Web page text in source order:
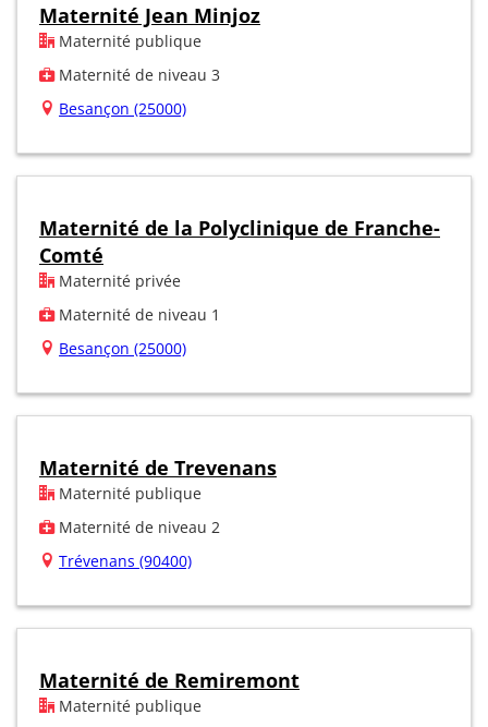
Maternité Jean Minjoz
Maternité publique
Maternité de niveau 3
Besançon (25000)
Maternité de la Polyclinique de Franche-
Comté
Maternité privée
Maternité de niveau 1
Besançon (25000)
Maternité de Trevenans
Maternité publique
Maternité de niveau 2
Trévenans (90400)
Maternité de Remiremont
Maternité publique